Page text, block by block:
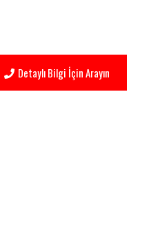
Detaylı Bilgi İçin Arayın